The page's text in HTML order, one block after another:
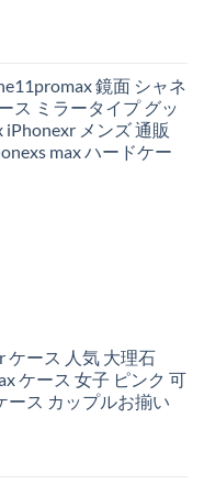
鏡面 シャネ
ス ミラータイプ グッ
メンズ 通販
max ハードケー
ケース 人気 大理石
ケース 女子 ピンク 可
ース カップルお揃い